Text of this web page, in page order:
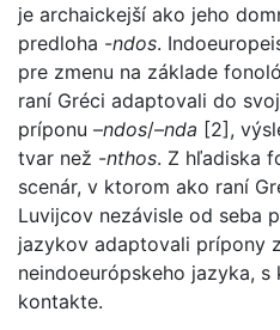
je archaickejší ako jeho
predloha -ndos.
pre zmenu na základe
raní Gréci adaptovali do
príponu –ndos/–nda [2],
tvar než -nthos. Z hľadiska
scenár, v ktorom ako raní
Luvijcov nezávisle od seba
jazykov adaptovali prípony
neindoeurópskeho jazyka,
kontakte.